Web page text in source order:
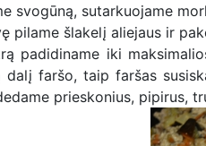
svogūną, sutarkuojame
pilame šlakelį aliejaus ir
padidiname iki
dalį faršo, taip faršas
prieskonius, pipirus,